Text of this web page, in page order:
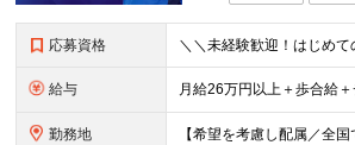
応募資格
給与
勤務地